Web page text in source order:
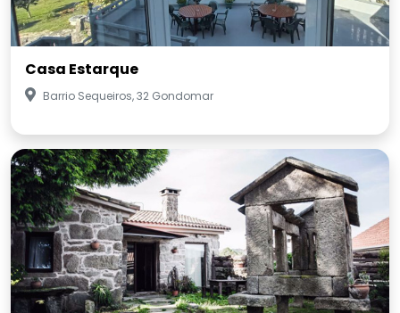
Casa Estarque
Barrio Sequeiros, 32 Gondomar